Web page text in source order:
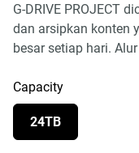
G-DRIVE PROJECT
dan arsipkan konten
besar setiap hari.
Capacity
24TB